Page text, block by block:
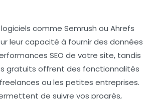
comme Semrush ou Ahrefs
leur capacité à fournir des données
SEO de votre site, tandis
gratuits offrent des fonctionnalités
ou les petites entreprises.
de suivre vos progrès,